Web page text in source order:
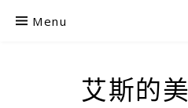
Menu
艾斯的